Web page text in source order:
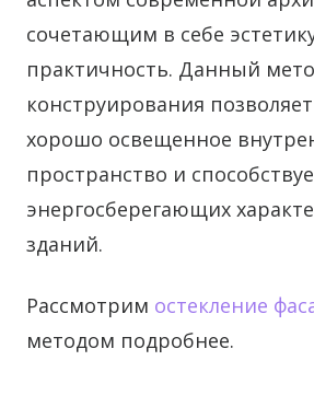
сочетающим в себе
практичность. Данный
конструирования
хорошо освещенное
пространство и
энергосберегающих
зданий.
Рассмотрим остекление
методом подробнее.